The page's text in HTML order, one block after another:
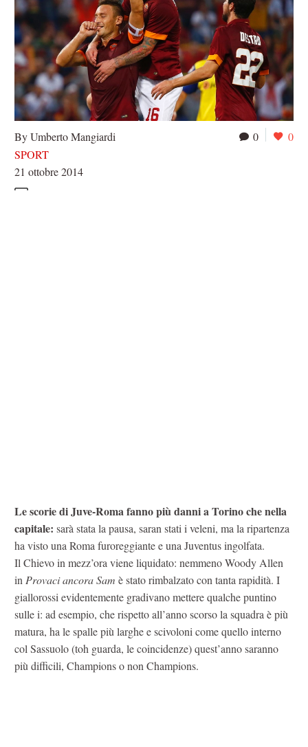
0 0
By Umberto Mangiardi
SPORT
21 ottobre 2014
Le scorie di Juve-Roma fanno più danni a Torino che nella
capitale: sarà stata la pausa, saran stati i veleni, ma la ripartenza
ha visto una Roma furoreggiante e una Juventus ingolfata.
Il Chievo in mezz’ora viene liquidato: nemmeno Woody Allen
inProvaci ancora Sam è stato rimbalzato con tanta rapidità. I
giallorossi evidentemente gradivano mettere qualche puntino
sulle i: ad esempio, che rispetto all’anno scorso la squadra è più
matura, ha le spalle più larghe e scivoloni come quello interno
col Sassuolo (toh guarda, le coincidenze) quest’anno saranno
più difficili, Champions o non Champions.